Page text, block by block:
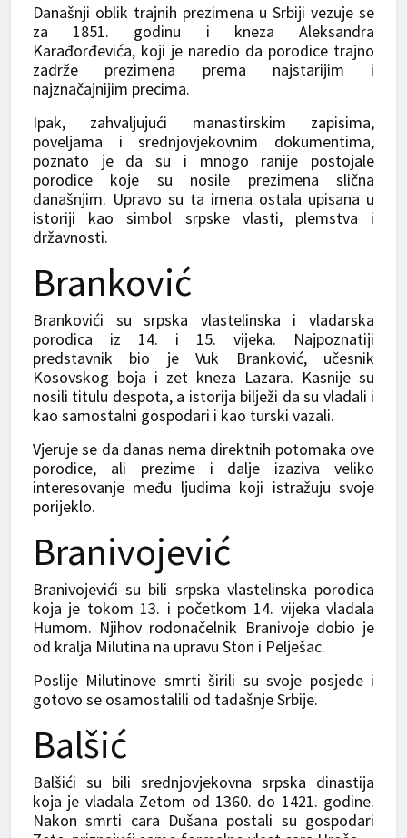
Današnji oblik trajnih prezimena u Srbiji vezuje se
za 1851. godinu i kneza Aleksandra
Karađorđevića, koji je naredio da porodice trajno
zadrže prezimena prema najstarijim i
najznačajnijim precima.
Ipak, zahvaljujući manastirskim zapisima,
poveljama i srednjovjekovnim dokumentima,
poznato je da su i mnogo ranije postojale
porodice koje su nosile prezimena slična
današnjim. Upravo su ta imena ostala upisana u
istoriji kao simbol srpske vlasti, plemstva i
državnosti.
Branković
Brankovići su srpska vlastelinska i vladarska
porodica iz 14. i 15. vijeka. Najpoznatiji
predstavnik bio je Vuk Branković, učesnik
Kosovskog boja i zet kneza Lazara. Kasnije su
nosili titulu despota, a istorija bilježi da su vladali i
kao samostalni gospodari i kao turski vazali.
Vjeruje se da danas nema direktnih potomaka ove
porodice, ali prezime i dalje izaziva veliko
interesovanje među ljudima koji istražuju svoje
porijeklo.
Branivojević
Branivojevići su bili srpska vlastelinska porodica
koja je tokom 13. i početkom 14. vijeka vladala
Humom. Njihov rodonačelnik Branivoje dobio je
od kralja Milutina na upravu Ston i Pelješac.
Poslije Milutinove smrti širili su svoje posjede i
gotovo se osamostalili od tadašnje Srbije.
Balšić
Balšići su bili srednjovjekovna srpska dinastija
koja je vladala Zetom od 1360. do 1421. godine.
Nakon smrti cara Dušana postali su gospodari